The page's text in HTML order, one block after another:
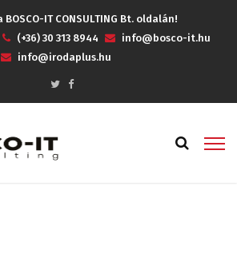
IT CONSULTING Bt. oldalán!
(+36) 30 313 8944
info@bosco-it.hu
info@irodaplus.hu